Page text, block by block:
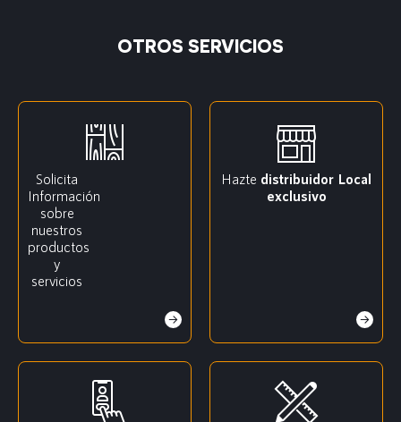
OTROS SERVICIOS
Solicita
Información
sobre
nuestros
productos
y
servicios
Hazte distribuidor Local
exclusivo